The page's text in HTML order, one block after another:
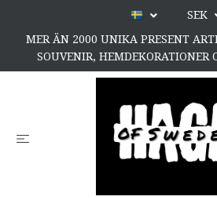
SEK
MER ÄN 2000 UNIKA PRESENT
SOUVENIR, HEMDEKORATIONER